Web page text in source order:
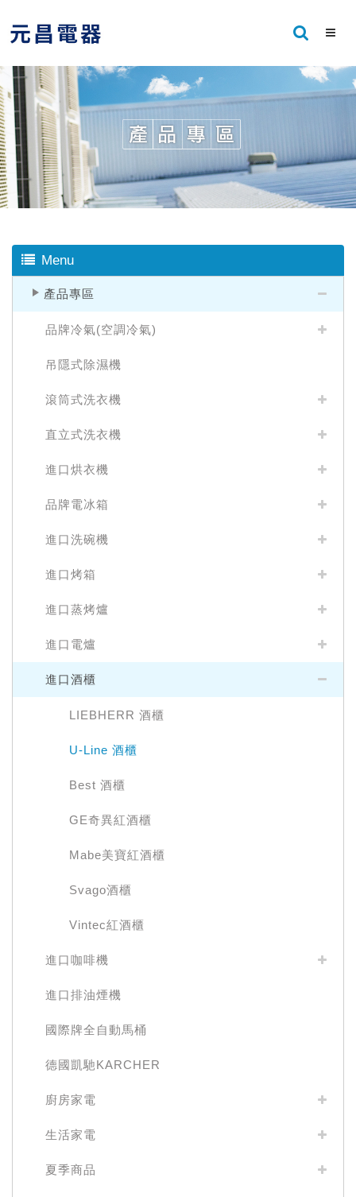
Menu
產品專區
品牌冷氣(空調冷氣)
吊隱式除濕機
滾筒式洗衣機
直立式洗衣機
進口烘衣機
品牌電冰箱
進口洗碗機
進口烤箱
進口蒸烤爐
進口電爐
進口酒櫃
LIEBHERR 酒櫃
U-Line 酒櫃
Best 酒櫃
GE奇異紅酒櫃
Mabe美寶紅酒櫃
Svago酒櫃
Vintec紅酒櫃
進口咖啡機
進口排油煙機
國際牌全自動馬桶
德國凱馳KARCHER
廚房家電
生活家電
夏季商品